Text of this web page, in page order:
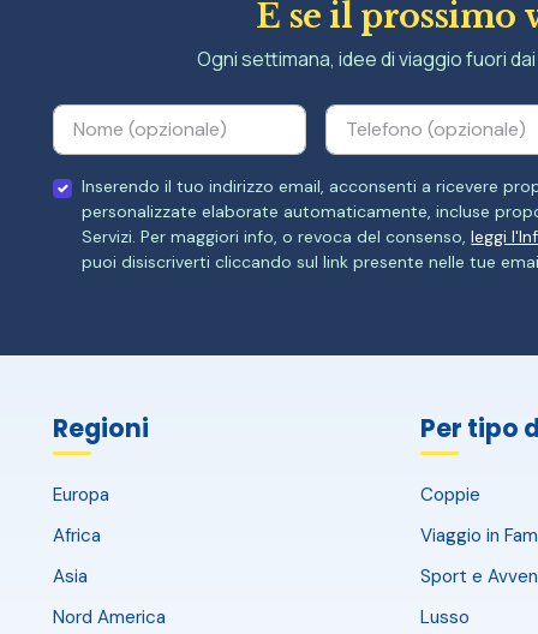
E se il prossimo
Ogni settimana, idee di viaggio fuori
Inserendo il tuo indirizzo email, acconsenti a ricevere
personalizzate elaborate automaticamente, incluse
Servizi. Per maggiori info, o revoca del consenso,leggi
puoi disiscriverti cliccando sul link presente nelle tue
Regioni
Europa
Africa
Asia
Nord America
Per tipo
Coppie
Viaggio in
Sport e
Lusso